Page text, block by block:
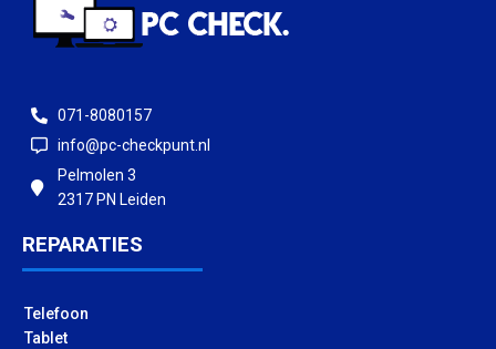
071-8080157
info@pc-checkpunt.nl
Pelmolen 3
2317 PN Leiden
REPARATIES
Telefoon
Tablet